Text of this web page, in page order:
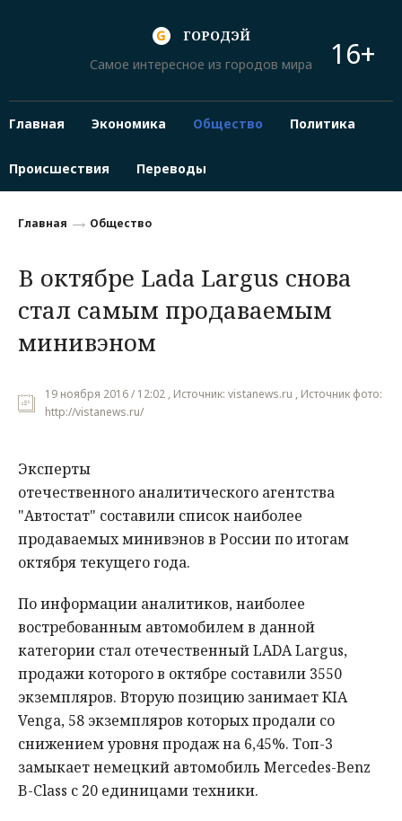
ГОРОДЭЙ
Самое интересное из городов мира
16+
Главная Экономика Общество Политика
Происшествия Переводы
Главная Общество
В октябре Lada Largus снова
стал самым продаваемым
минивэном
19 ноября 2016 / 12:02 , Источник: vistanews.ru , Источник фото:
http://vistanews.ru/
Эксперты
отечественного аналитического агентства
"Автостат" составили список наиболее
продаваемых минивэнов в России по итогам
октября текущего года.
По информации аналитиков, наиболее
востребованным автомобилем в данной
категории стал отечественный LADA Largus,
продажи которого в октябре составили 3550
экземпляров. Вторую позицию занимает KIA
Venga, 58 экземпляров которых продали со
снижением уровня продаж на 6,45%. Топ-3
замыкает немецкий автомобиль Mercedes-Benz
B-Class с 20 единицами техники.